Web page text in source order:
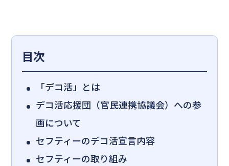
目次
「デコ活」とは
デコ活応援団（官民連携協議会）への参
画について
セフティーのデコ活宣言内容
セフティーの取り組み